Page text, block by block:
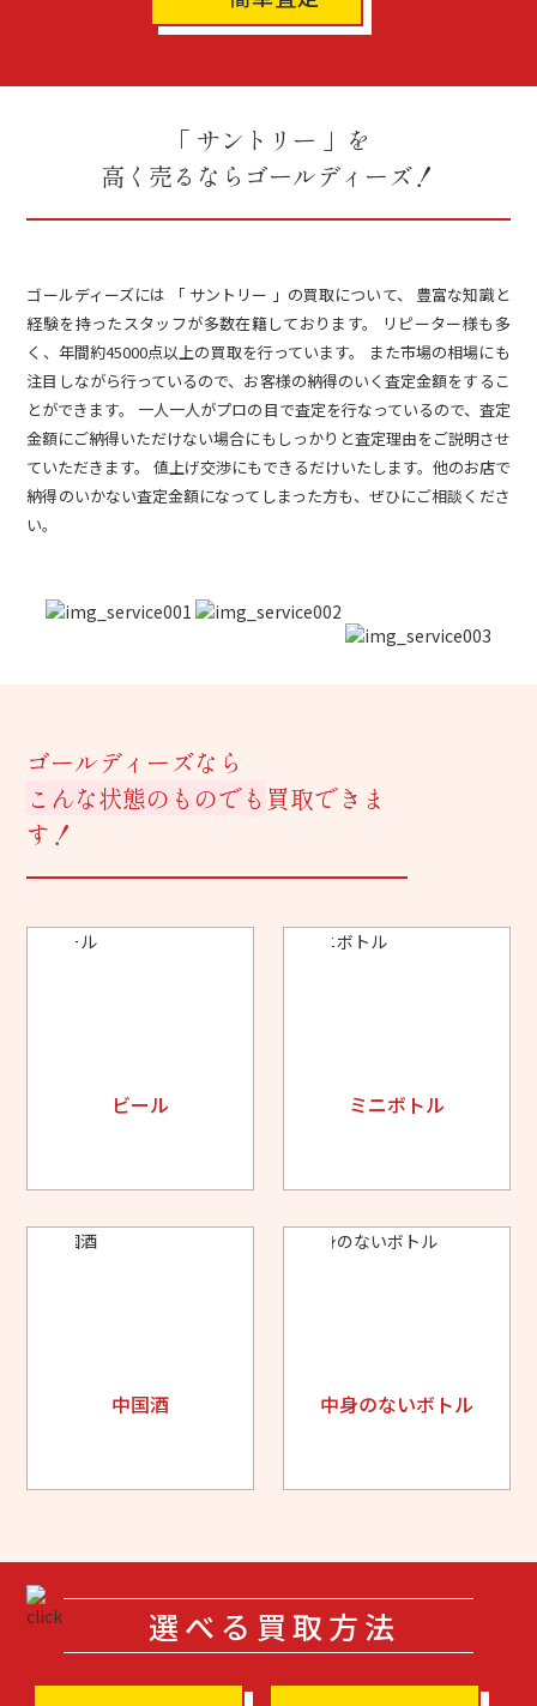
「 サントリー 」を
高く売るならゴールディーズ！
ゴールディーズには 「 サントリー 」の買取について、 豊富な知識と
経験を持ったスタッフが多数在籍しております。 リピーター様も多
く、年間約45000点以上の買取を行っています。 また市場の相場にも
注目しながら行っているので、お客様の納得のいく査定金額をするこ
とができます。 一人一人がプロの目で査定を行なっているので、査定
金額にご納得いただけない場合にもしっかりと査定理由をご説明させ
ていただきます。 値上げ交渉にもできるだけいたします。他のお店で
納得のいかない査定金額になってしまった方も、ぜひにご相談くださ
い。
ゴールディーズなら
こんな状態のものでも 買取できま
す！
ビール ミニボトル
中国酒 中身のないボトル
選べる買取方法